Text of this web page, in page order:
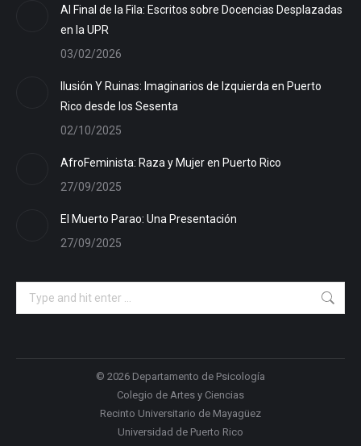
Al Final de la Fila: Escritos sobre Docencias Desplazadas
en la UPR
03/02/2026
Ilusión Y Ruinas: Imaginarios de Izquierda en Puerto
Rico desde los Sesenta
02/10/2025
AfroFeminista: Raza y Mujer en Puerto Rico
27/09/2025
El Muerto Parao: Una Presentación
27/09/2025
Search:
© 2026 Departamento de Psicología
Colegio de Artes y Ciencias
Recinto Universitario de Mayagüez
Universidad de Puerto Rico